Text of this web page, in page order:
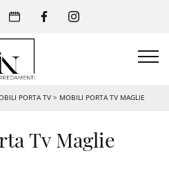
PORTA TV> MOBILI PORTA TV MAGLIE
Tv Maglie